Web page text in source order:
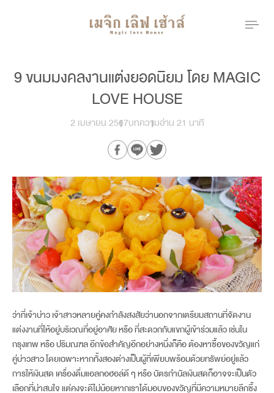
Our Branch
menu
9 ขนมมงคลงานแต่งยอดนิยม โดย MAGIC
LOVE HOUSE
2 เมษายน 2567บทความอ่าน 21 นาที
ว่าที่เจ้าบ่าว เจ้าสาวหลายคู่คงกำลังสงสัยว่านอกจากเตรียมสถานที่จัดงาน
แต่งงานที่ให้อยู่บริเวณที่อยู่อาศัย หรือ ที่สะดวกกับแขกผู้เข้าร่วมแล้ว เช่นใน
กรุงเทพ หรือ ปริมณฑล อีกข้อสำคัญอีกอย่างหนึ่งก็คือ ต้องหาซื้อของขวัญแก่
คู่บ่าวสาว โดยเฉพาะหากทั้งสองต่างเป็นผู้ที่เพียบพร้อมด้วยทรัพย์อยู่แล้ว
การให้เงินสด เครื่องดื่มแอลกอฮอล์ดี ๆ หรือ บัตรกำนัลเงินสดก็อาจจะเป็นตัว
เลือกที่น่าสนใจ แต่คงจะดีไม่น้อยหากเราได้มอบของขวัญที่มีความหมายลึกซึ้ง